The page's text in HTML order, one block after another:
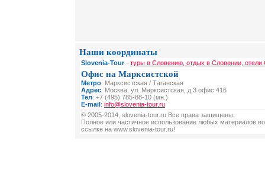
Наши координаты
Slovenia-Tour- туры в Словению, отдых в Словении,
Офис на Марксистской
Метро: Марксистская / Таганская
Адрес: Москва, ул. Марксистская, д 3 офис 416
Тел: +7 (495) 785-88-10 (мн.)
E-mail: info@slovenia-tour.ru
© 2005-2014, slovenia-tour.ru Все права защищены.
Полное или частичное использование любых материалов
ссылке на www.slovenia-tour.ru!